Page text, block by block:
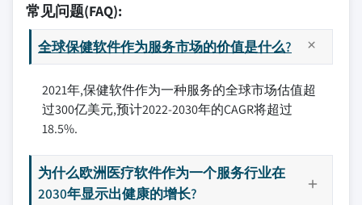
常见问题(FAQ):
全球保健软件作为服务市场的价值是什么?
2021年,保健软件作为一种服务的全球市场估值超
过300亿美元,预计2022-2030年的CAGR将超过
18.5%.
为什么欧洲医疗软件作为一个服务行业在
2030年显示出健康的增长?